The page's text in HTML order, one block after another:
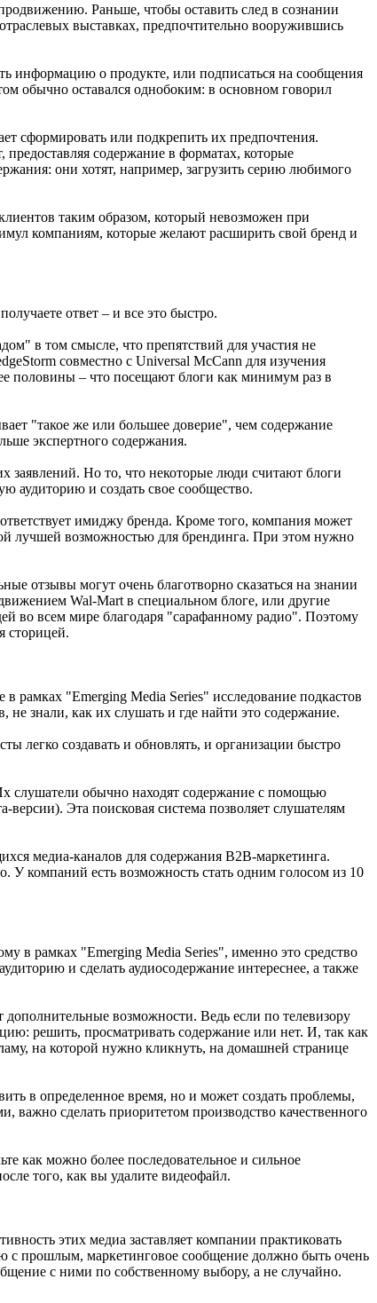
Раньше, чтобы оставить след в сознании
выставках, предпочтительно вооружившись
информацию о продукте, или подписаться на сообщения
обычно оставался однобоким: в основном говорил
сформировать или подкрепить их предпочтения.
содержание в форматах, которые
они хотят, например, загрузить серию любимого
таким образом, который невозможен при
компаниям, которые желают расширить свой бренд и
ответ – и все это быстро.
в том смысле, что препятствий для участия не
совместно с Universal McCann для изучения
половины – что посещают блоги как минимум раз в
"такое же или большее доверие", чем содержание
экспертного содержания.
заявлений. Но то, что некоторые люди считают блоги
аудиторию и создать свое сообщество.
имиджу бренда. Кроме того, компания может
лучшей возможностью для брендинга. При этом нужно
отзывы могут очень благотворно сказаться на знании
Wal-Mart в специальном блоге, или другие
во всем мире благодаря "сарафанному радио". Поэтому
сторицей.
рамках "Emerging Media Series" исследование подкастов
не знали, как их слушать и где найти это содержание.
легко создавать и обновлять, и организации быстро
слушатели обычно находят содержание с помощью
Эта поисковая система позволяет слушателям
медиа-каналов для содержания В2В-маркетинга.
У компаний есть возможность стать одним голосом из 10
в рамках "Emerging Media Series", именно это средство
и сделать аудиосодержание интереснее, а также
возможности. Ведь если по телевизору
решить, просматривать содержание или нет. И, так как
на которой нужно кликнуть, на домашней странице
в определенное время, но и может создать проблемы,
важно сделать приоритетом производство качественного
как можно более последовательное и сильное
того, как вы удалите видеофайл.
этих медиа заставляет компании практиковать
с прошлым, маркетинговое сообщение должно быть очень
с ними по собственному выбору, а не случайно.